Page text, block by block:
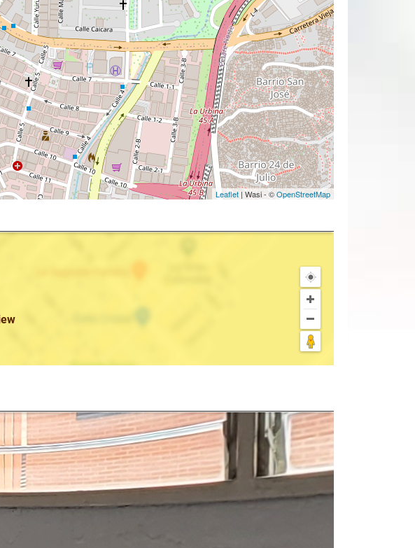
Leaflet | Wasi - ©OpenStreetMap